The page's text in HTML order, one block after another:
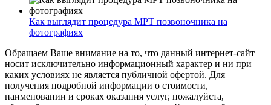
Как выглядит процедура МРТ позвоночника на
фотографиях
Обращаем Ваше внимание на то, что данный интернет-сайт
носит исключительно информационный характер и ни при
каких условиях не является публичной офертой. Для
получения подробной информации о стоимости,
наименовании и сроках оказания услуг, пожалуйста,